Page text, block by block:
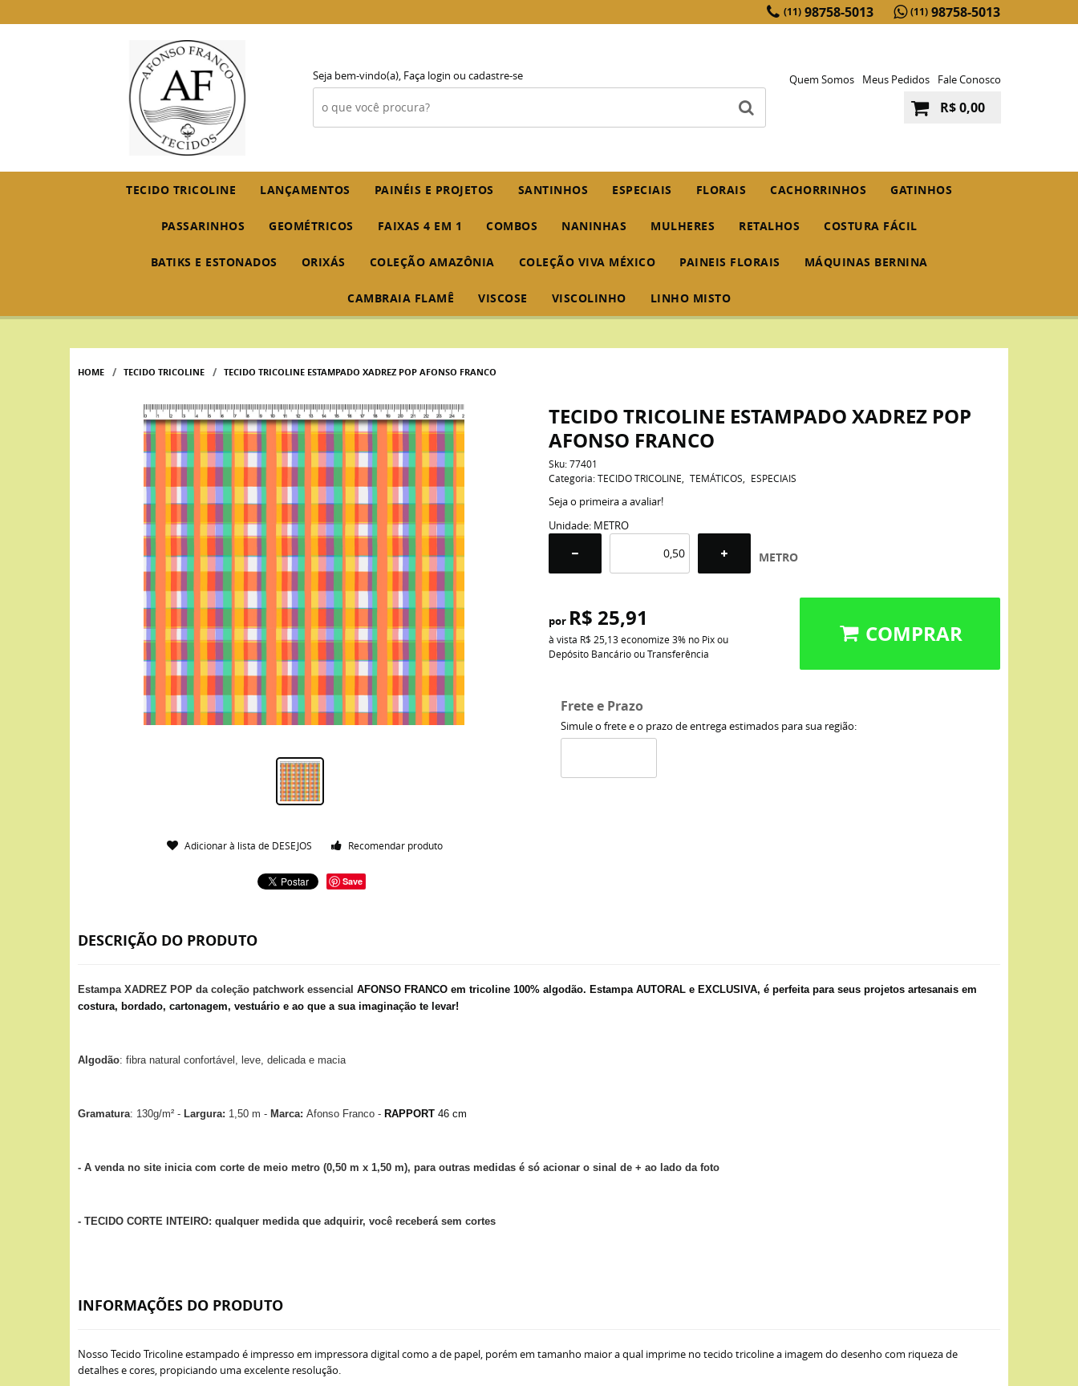
(11) 98758-5013 (11) 98758-5013
Seja bem-vindo(a), Faça login ou cadastre-se Quem Somos Meus Pedidos Fale Conosco
R$ 0,00
TECIDO TRICOLINE LANÇAMENTOS PAINÉIS E PROJETOS SANTINHOS ESPECIAIS FLORAIS CACHORRINHOS GATINHOS
PASSARINHOS GEOMÉTRICOS FAIXAS 4 EM 1 COMBOS NANINHAS MULHERES RETALHOS COSTURA FÁCIL
BATIKS E ESTONADOS ORIXÁS COLEÇÃO AMAZÔNIA COLEÇÃO VIVA MÉXICO PAINEIS FLORAIS MÁQUINAS BERNINA
CAMBRAIA FLAMÊ VISCOSE VISCOLINHO LINHO MISTO
HOME TECIDO TRICOLINE TECIDO TRICOLINE ESTAMPADO XADREZ POP AFONSO FRANCO
Adicionar à lista de DESEJOS Recomendar produto
Save
TECIDO TRICOLINE ESTAMPADO XADREZ POP
AFONSO FRANCO
Sku:77401
Categoria: TECIDO TRICOLINE TEMÁTICOS ESPECIAIS
Seja o primeira a avaliar!
Unidade: METRO
METRO
por R$ 25,91
à vista R$ 25,13economize3% no Pix ou
Depósito Bancário ou Transferência
COMPRAR
Frete e Prazo
Simule o frete e o prazo de entrega estimados para sua região:
DESCRIÇÃO DO PRODUTO
Estampa XADREZ POP da coleção patchwork essencial AFONSO FRANCO em tricoline 100% algodão. Estampa AUTORAL e EXCLUSIVA, é perfeita para seus projetos artesanais em
costura, bordado, cartonagem, vestuário e ao que a sua imaginação te levar!
Algodão: fibra natural confortável, leve, delicada e macia
Gramatura: 130g/m² - Largura: 1,50 m - Marca: Afonso Franco - RAPPORT 46 cm
- A venda no site inicia com corte de meio metro (0,50 m x 1,50 m), para outras medidas é só acionar o sinal de + ao lado da foto
- TECIDO CORTE INTEIRO: qualquer medida que adquirir, você receberá sem cortes
INFORMAÇÕES DO PRODUTO
Nosso Tecido Tricoline estampado é impresso em impressora digital como a de papel, porém em tamanho maior a qual imprime no tecido tricoline a imagem do desenho com riqueza de
detalhes e cores, propiciando uma excelente resolução.